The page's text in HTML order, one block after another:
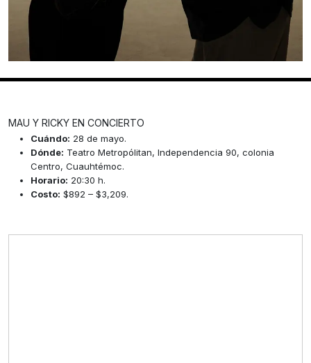
MAU Y RICKY EN CONCIERTO
Cuándo: 28 de mayo.
Dónde: Teatro Metropólitan, Independencia 90, colonia
Centro, Cuauhtémoc.
Horario: 20:30 h.
Costo: $892 – $3,209.